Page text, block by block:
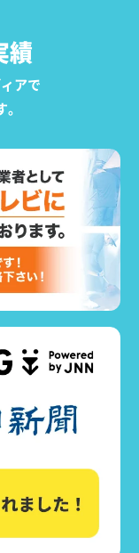
績
アで